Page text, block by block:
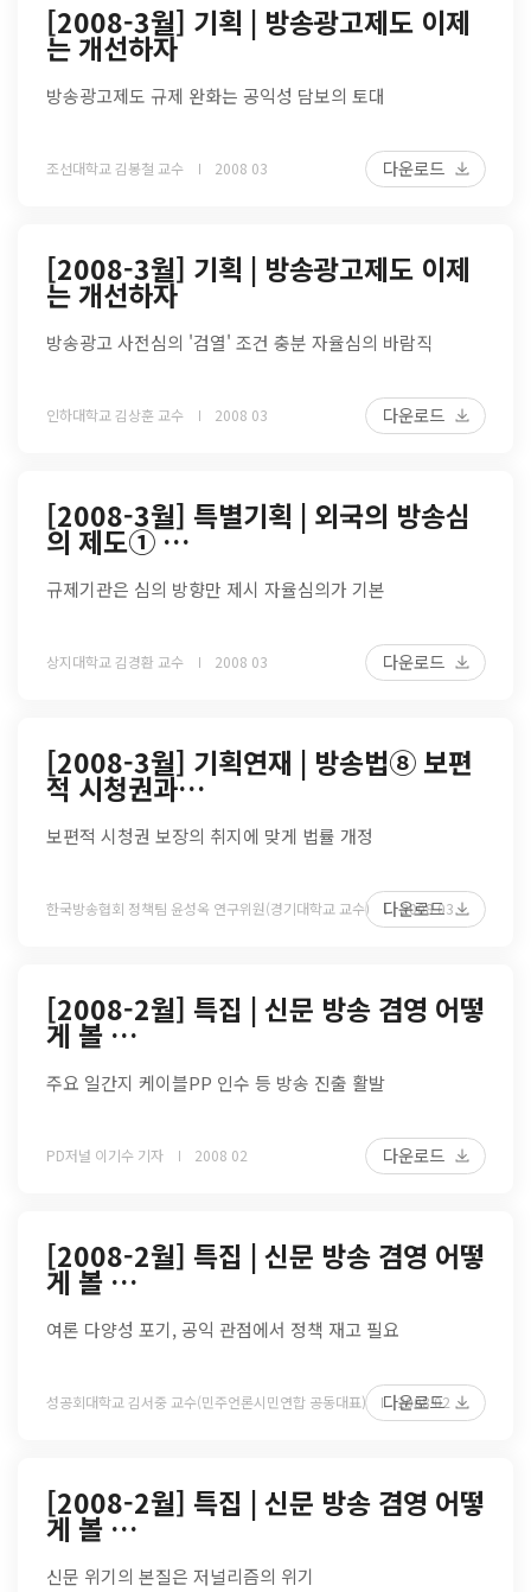
[2008-3월] 기획 | 방송광고제도 이제
는 개선하자
방송광고제도 규제 완화는 공익성 담보의 토대
조선대학교 김봉철 교수 2008 03 다운로드
[2008-3월] 기획 | 방송광고제도 이제
는 개선하자
방송광고 사전심의 '검열' 조건 충분 자율심의 바람직
인하대학교 김상훈 교수 2008 03 다운로드
[2008-3월] 특별기획 | 외국의 방송심
의 제도① …
규제기관은 심의 방향만 제시 자율심의가 기본
상지대학교 김경환 교수 2008 03 다운로드
[2008-3월] 기획연재 | 방송법⑧ 보편
적 시청권과…
보편적 시청권 보장의 취지에 맞게 법률 개정
한국방송협회 정책팀 윤성옥 연구위원(경기대학교 교수) 2008 03
다운로드
[2008-2월] 특집 | 신문 방송 겸영 어떻
게 볼 …
주요 일간지 케이블PP 인수 등 방송 진출 활발
PD저널 이기수 기자 2008 02 다운로드
[2008-2월] 특집 | 신문 방송 겸영 어떻
게 볼 …
여론 다양성 포기, 공익 관점에서 정책 재고 필요
성공회대학교 김서중 교수(민주언론시민연합 공동대표) 2008 02
다운로드
[2008-2월] 특집 | 신문 방송 겸영 어떻
게 볼 …
신문 위기의 본질은 저널리즘의 위기